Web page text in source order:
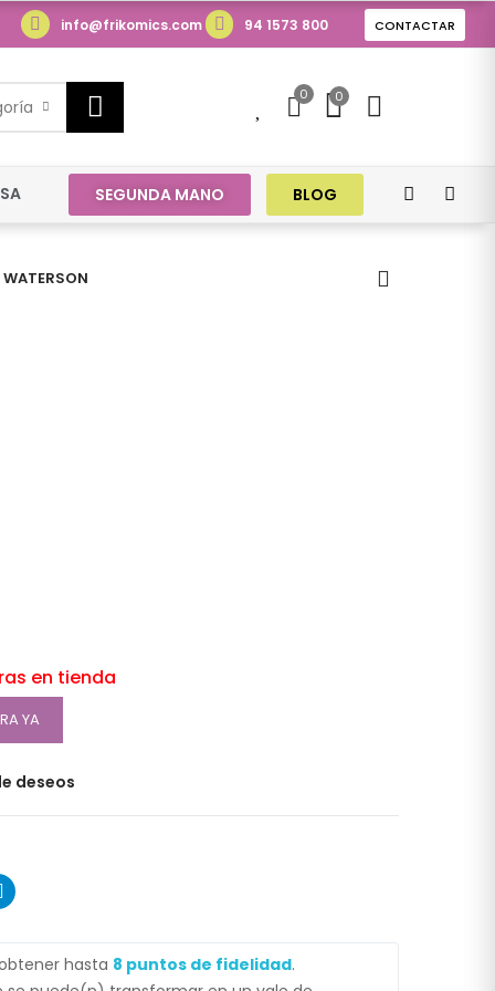
info@frikomics.com 94 1573 800 CONTACTAR
0 0
SEGUNDA MANO BLOG
WATERSON
en tienda
YA
deseos
hasta 8 puntos de fidelidad.